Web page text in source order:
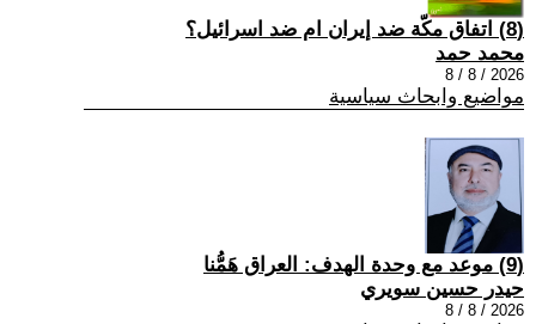
(8) اتفاق مكّة ضد إيران ام ضد اسرائيل؟
محمد حمد
2026 / 8 / 8
مواضيع وابحاث سياسية
(9) موعد مع وحدة الهدف: العراق هَمُّنا
حيدر حسين سويري
2026 / 8 / 8